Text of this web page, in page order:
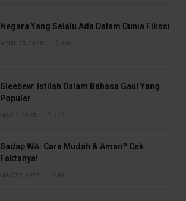
Negara Yang Selalu Ada Dalam Dunia Fikssi
APRIL 25, 2025 149
Sleebew: Istilah Dalam Bahasa Gaul Yang
Populer
MAY 1, 2025 113
Sadap WA: Cara Mudah & Aman? Cek
Faktanya!
MAY 27, 2025 91